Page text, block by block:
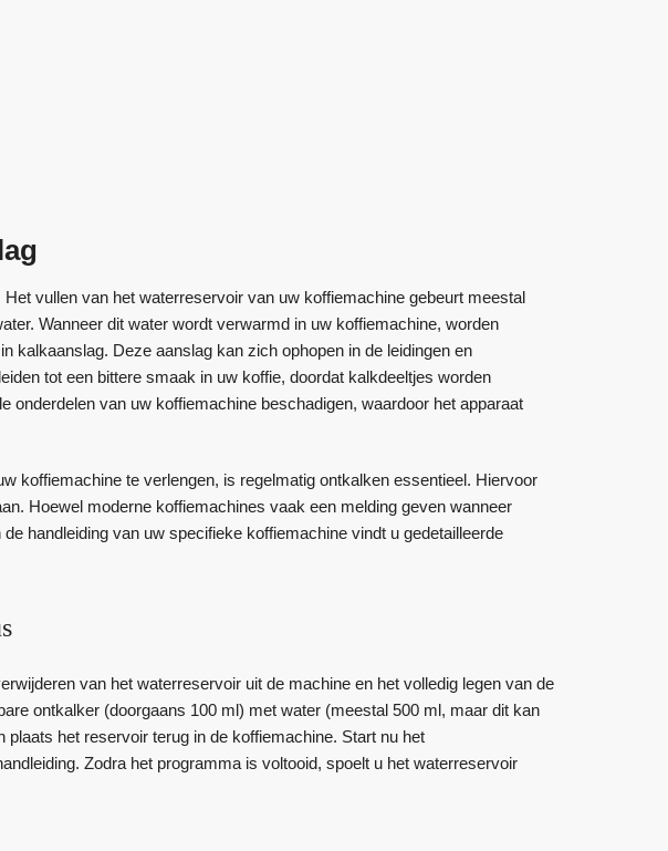
vullen van het waterreservoir van uw koffiemachine gebeurt meestal
Wanneer dit water wordt verwarmd in uw koffiemachine, worden
kalkaanslag. Deze aanslag kan zich ophopen in de leidingen en
tot een bittere smaak in uw koffie, doordat kalkdeeltjes worden
onderdelen van uw koffiemachine beschadigen, waardoor het apparaat
koffiemachine te verlengen, is regelmatig ontkalken essentieel. Hiervoor
Hoewel moderne koffiemachines vaak een melding geven wanneer
handleiding van uw specifieke koffiemachine vindt u gedetailleerde
van het waterreservoir uit de machine en het volledig legen van de
ontkalker (doorgaans 100 ml) met water (meestal 500 ml, maar dit kan
het reservoir terug in de koffiemachine. Start nu het
Zodra het programma is voltooid, spoelt u het waterreservoir